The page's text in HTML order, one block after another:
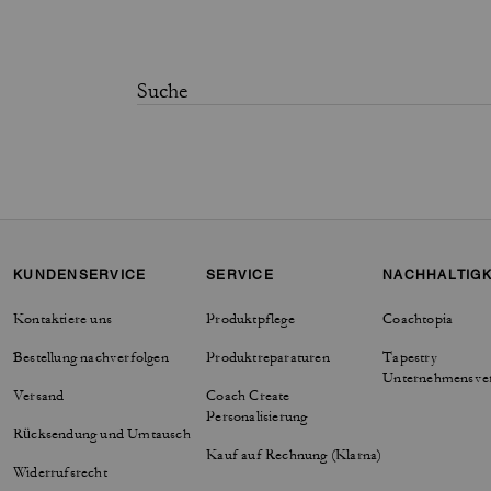
KUNDENSERVICE
Kontaktiere uns
Bestellung nachverfolgen
Versand
Rücksendung und Umtausch
Widerrufsrecht
SERVICE
Produktpflege
Produktreparaturen
Coach Create
Personalisierung
Kauf auf Rechnung (Klarna)
Coachtopia
Tapestry